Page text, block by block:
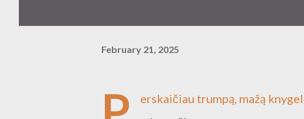
February 21, 2025
erskaičiau trumpą, mažą